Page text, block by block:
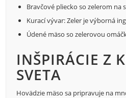
Bravčové pliecko so zelerom na
Kurací vývar: Zeler je výborná
Údené mäso so zelerovou
INŠPIRÁCIE Z
SVETA
Hovädzie mäso sa pripravuje na